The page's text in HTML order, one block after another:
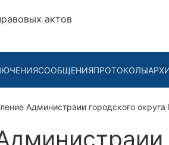
актов
СООБЩЕНИЯПРОТОКОЛЫ
Администраии городского